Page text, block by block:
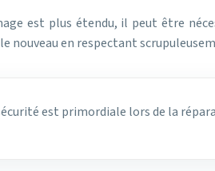
est plus étendu, il peut être
nouveau en respectant
est primordiale lors de la